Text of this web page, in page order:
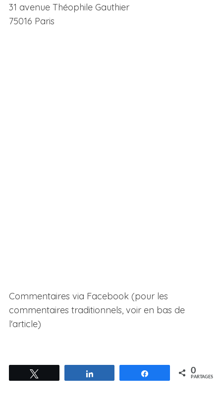
31 avenue Théophile Gauthier
75016 Paris
Commentaires via Facebook (pour les
commentaires traditionnels, voir en bas de
l'article)
Partagez 0
PARTAGES